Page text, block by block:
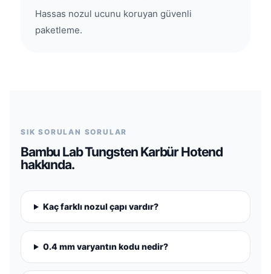
Hassas nozul ucunu koruyan güvenli
paketleme.
SIK SORULAN SORULAR
Bambu Lab Tungsten Karbür Hotend
hakkında.
Kaç farklı nozul çapı vardır?
0.4 mm varyantın kodu nedir?